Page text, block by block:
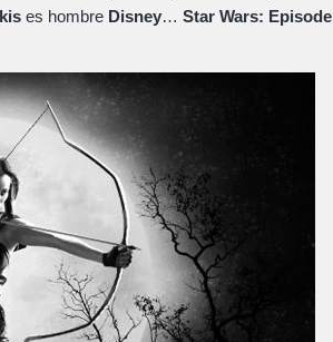
es hombre Disney… Star Wars: Episode